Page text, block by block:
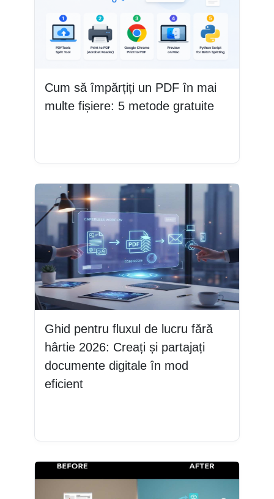
Cum să împărțiți un PDF în mai
multe fișiere: 5 metode gratuite
Ghid pentru fluxul de lucru fără
hârtie 2026: Creați și partajați
documente digitale în mod
eficient